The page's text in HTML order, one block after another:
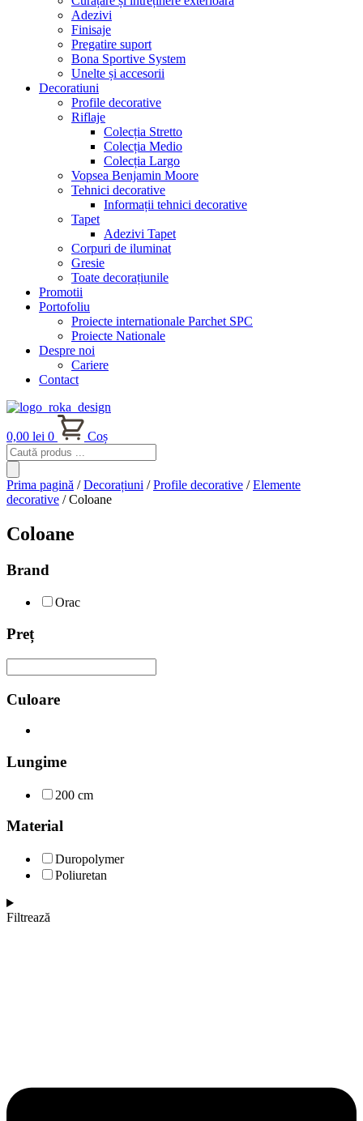
Adezivi
Finisaje
Pregatire suport
Bona Sportive System
Unelte și accesorii
Decoratiuni
Profile decorative
Riflaje
Colecția Stretto
Colecția Medio
Colecția Largo
Vopsea Benjamin Moore
Tehnici decorative
Informații tehnici decorative
Tapet
Adezivi Tapet
Corpuri de iluminat
Gresie
Toate decorațiunile
Promotii
Portofoliu
Proiecte internationale Parchet SPC
Proiecte Nationale
Despre noi
Cariere
Contact
0,00 lei 0
Coș
Products
search
Prima pagină /Decorațiuni /Profile decorative /Elemente
decorative / Coloane
Coloane
Brand
Orac
Preț
Culoare
Lungime
200 cm
Material
Duropolymer
Poliuretan
Filtrează